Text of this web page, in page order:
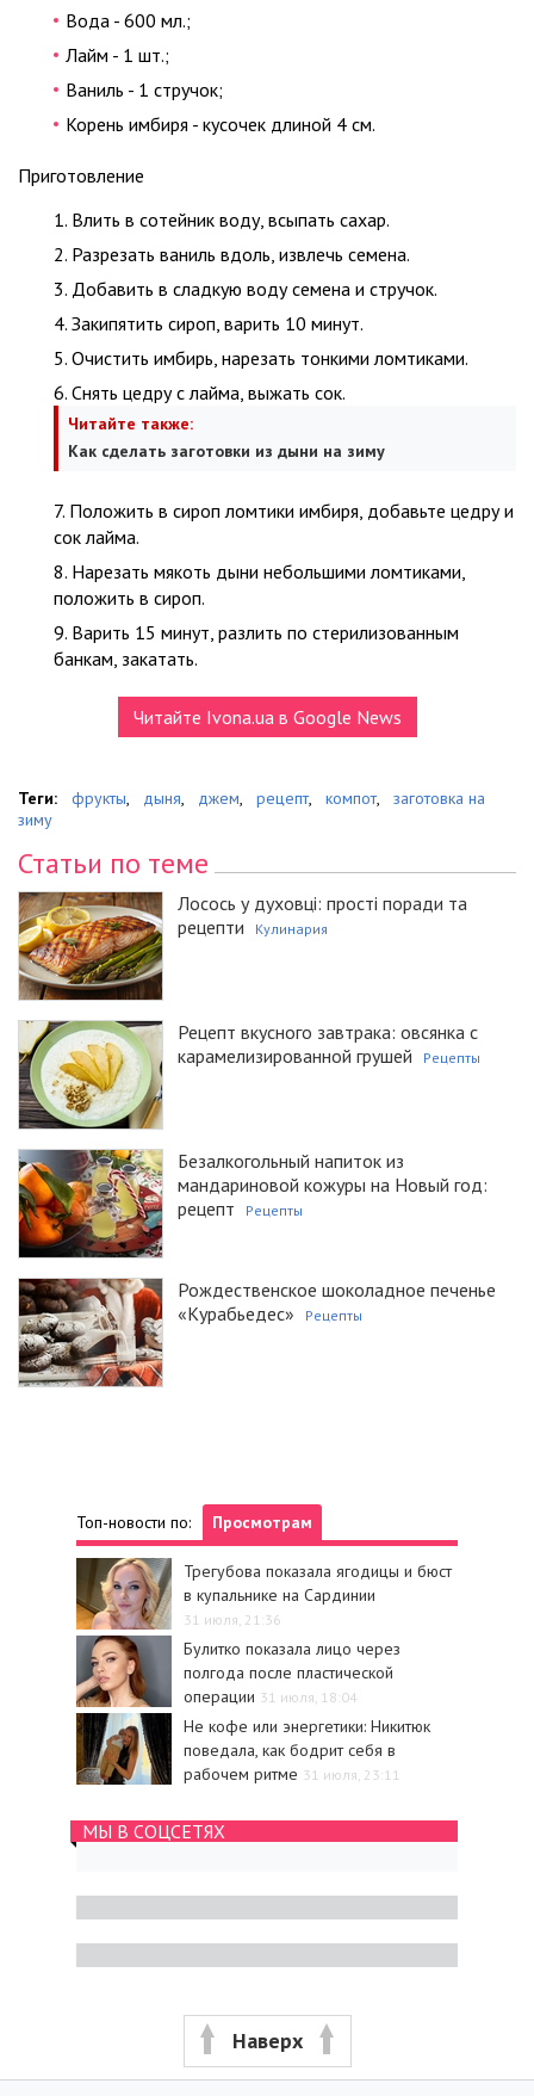
Вода - 600 мл.;
Лайм - 1 шт.;
Ваниль - 1 стручок;
Корень имбиря - кусочек длиной 4 см.
Приготовление
Влить в сотейник воду, всыпать сахар.
Разрезать ваниль вдоль, извлечь семена.
Добавить в сладкую воду семена и стручок.
Закипятить сироп, варить 10 минут.
Очистить имбирь, нарезать тонкими ломтиками.
Снять цедру с лайма, выжать сок.
Читайте также:
Как сделать заготовки из дыни на зиму
Положить в сироп ломтики имбиря, добавьте цедру и
сок лайма.
Нарезать мякоть дыни небольшими ломтиками,
положить в сироп.
Варить 15 минут, разлить по стерилизованным
банкам, закатать.
Читайте Ivona.ua в Google News
Теги: фрукты, дыня, джем, рецепт, компот,
заготовка на
зиму
Статьи по теме
Лосось у духовці: прості поради та
рецепти
Кулинария
Рецепт вкусного завтрака: овсянка с
карамелизированной грушей
Рецепты
Безалкогольный напиток из
мандариновой кожуры на Новый год:
рецепт
Рецепты
Рождественское шоколадное печенье
«Курабьедес»
Рецепты
Топ-новости по: Просмотрам
Трегубова показала ягодицы и бюст
в купальнике на Сардинии
31 июля, 21:36
Булитко показала лицо через
полгода после пластической
операции 31 июля, 18:04
Не кофе или энергетики: Никитюк
поведала, как бодрит себя в
рабочем ритме 31 июля, 23:11
МЫ В СОЦСЕТЯХ
Наверх